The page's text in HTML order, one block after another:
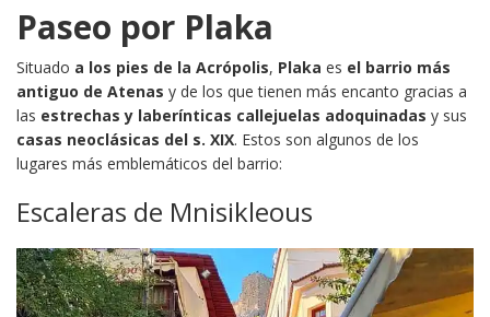
Paseo por Plaka
Situado a los pies de la Acrópolis, Plaka es el barrio más
antiguo de Atenas y de los que tienen más encanto gracias a
las estrechas y laberínticas callejuelas adoquinadas y sus
casas neoclásicas del s. XIX. Estos son algunos de los
lugares más emblemáticos del barrio:
Escaleras de Mnisikleous